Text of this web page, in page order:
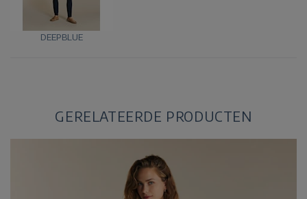
DEEPBLUE
GERELATEERDE PRODUCTEN